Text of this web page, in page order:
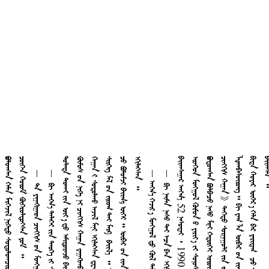
        